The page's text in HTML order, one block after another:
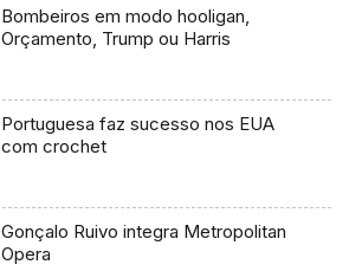
Bombeiros em modo hooligan,
Orçamento, Trump ou Harris
Portuguesa faz sucesso nos EUA
com crochet
Gonçalo Ruivo integra Metropolitan
Opera